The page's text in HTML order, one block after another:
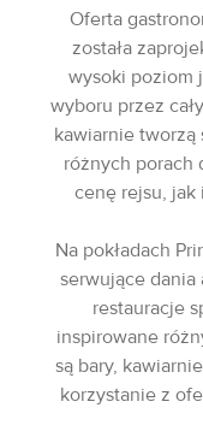
Oferta
została
wysoki poziom
wyboru przez
kawiarnie
różnych porach
cenę rejsu, jak
Na pokładach
serwujące dania
restauracje
inspirowane
są bary,
korzystanie z